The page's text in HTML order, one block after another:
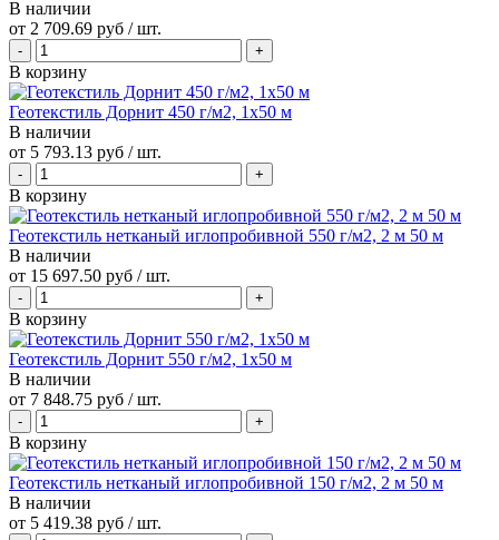
В наличии
от 2 709.69 руб / шт.
В корзину
Геотекстиль Дорнит 450 г/м2, 1х50 м
В наличии
от 5 793.13 руб / шт.
В корзину
Геотекстиль нетканый иглопробивной 550 г/м2, 2 м 50 м
В наличии
от 15 697.50 руб / шт.
В корзину
Геотекстиль Дорнит 550 г/м2, 1х50 м
В наличии
от 7 848.75 руб / шт.
В корзину
Геотекстиль нетканый иглопробивной 150 г/м2, 2 м 50 м
В наличии
от 5 419.38 руб / шт.